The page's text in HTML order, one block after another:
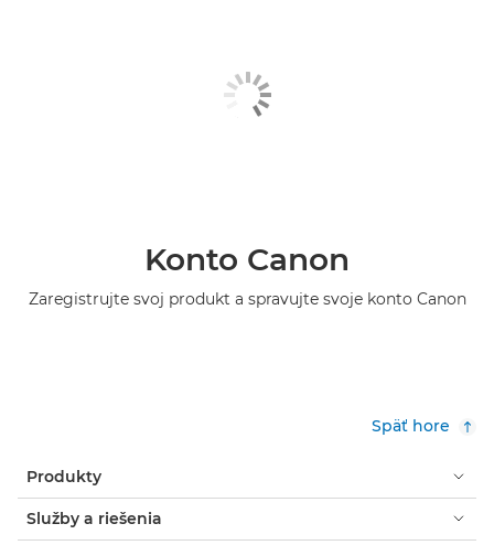
Konto Canon
Zaregistrujte svoj produkt a spravujte svoje konto Canon
Späť hore
Produkty
Služby a riešenia